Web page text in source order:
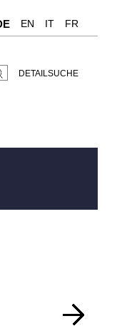
EN IT FR
DETAILSUCHE